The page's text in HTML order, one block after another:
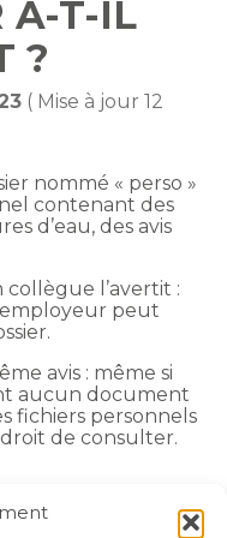
A-T-IL
?
( Mise à jour 12
nommé « perso »
contenant des
d’eau, des avis
l’avertit :
peut
avis : même si
aucun document
fichiers personnels
droit de consulter.